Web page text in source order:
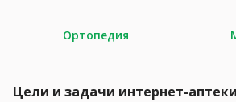
Ортопедия
Цели и задачи интернет-